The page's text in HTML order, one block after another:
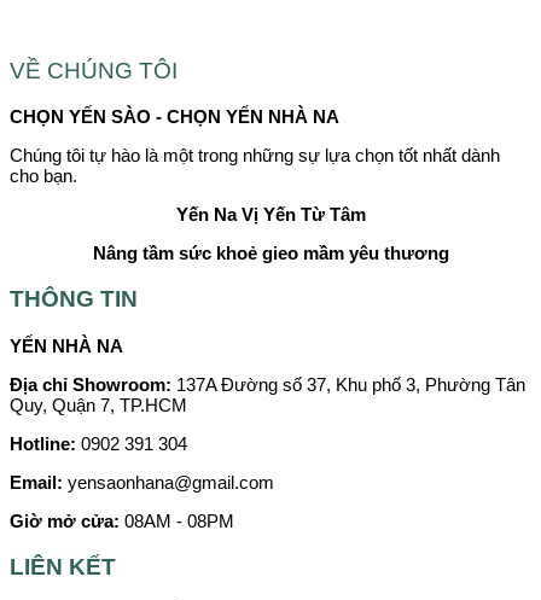
VỀ CHÚNG TÔI
CHỌN YẾN SÀO - CHỌN YẾN NHÀ NA
Chúng tôi tự hào là một trong những sự lựa chọn tốt nhất dành
cho bạn.
Yến Na Vị Yến Từ Tâm
Nâng tầm sức khoẻ gieo mầm yêu thương
THÔNG TIN
YẾN NHÀ NA
Địa chỉ Showroom: 137A Đường số 37, Khu phố 3, Phường Tân
Quy, Quận 7, TP.HCM
Hotline: 0902 391 304
Email: yensaonhana@gmail.com
Giờ mở cửa: 08AM - 08PM
LIÊN KẾT